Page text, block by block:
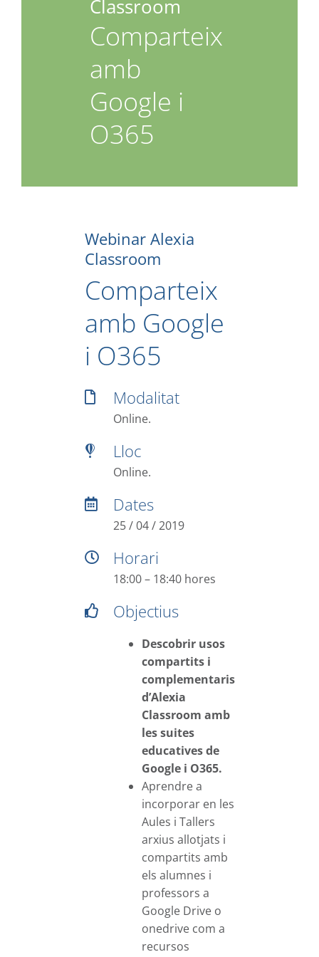
Classroom
Comparteix
amb
Google i
O365
Webinar Alexia
Classroom
Comparteix
amb Google
i O365
Modalitat
Online.
Lloc
Online.
Dates
25 / 04 / 2019
Horari
18:00 – 18:40 hores
Objectius
Descobrir usos
compartits i
complementaris
d’Alexia
Classroom amb
les suites
educatives de
Google i O365.
Aprendre a
incorporar en les
Aules i Tallers
arxius allotjats i
compartits amb
els alumnes i
professors a
Google Drive o
onedrive com a
recursos